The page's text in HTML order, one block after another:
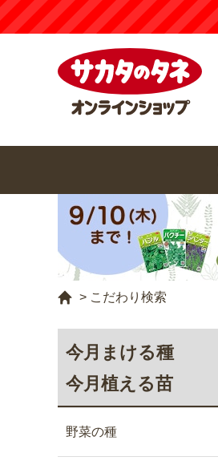
> こだわり検索
今月まける種
今月植える苗
野菜の種